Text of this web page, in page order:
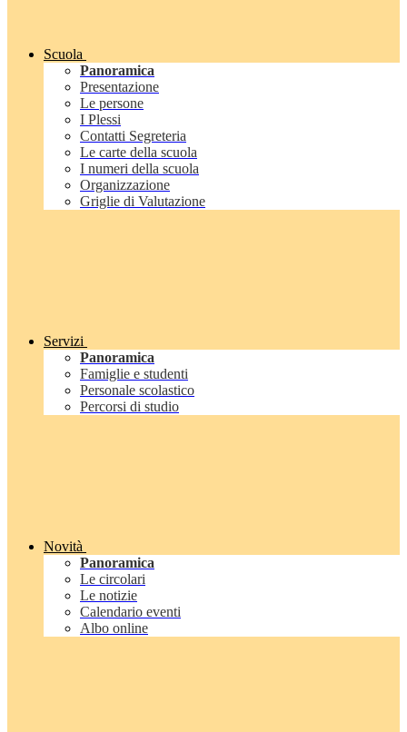
Scuola
Panoramica
Presentazione
Le persone
I Plessi
Contatti Segreteria
Le carte della scuola
I numeri della scuola
Organizzazione
Griglie di Valutazione
Servizi
Panoramica
Famiglie e studenti
Personale scolastico
Percorsi di studio
Novità
Panoramica
Le circolari
Le notizie
Calendario eventi
Albo online